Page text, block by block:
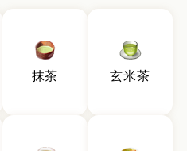
抹茶 玄米茶